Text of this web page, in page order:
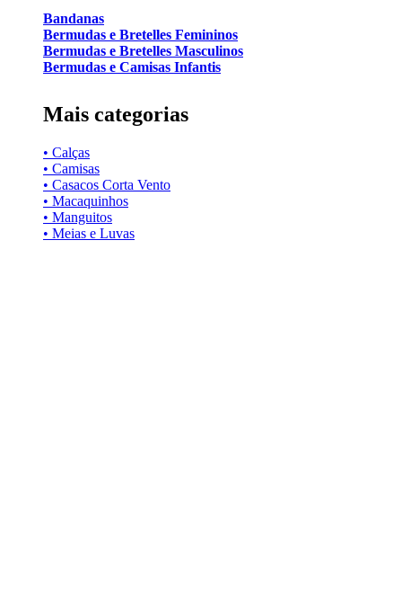
Bandanas
Bermudas e Bretelles Femininos
Bermudas e Bretelles Masculinos
Bermudas e Camisas Infantis
Mais categorias
• Calças
• Camisas
• Casacos Corta Vento
• Macaquinhos
• Manguitos
• Meias e Luvas